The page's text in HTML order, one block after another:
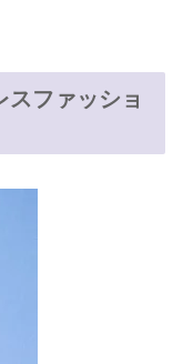
ファッショ